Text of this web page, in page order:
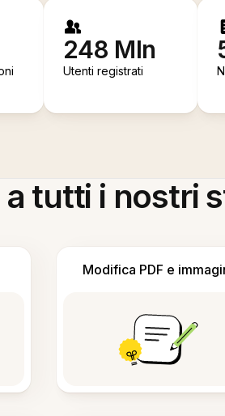
248 Mln
Utenti registrati
tutti i nostri
Modifica PDF e